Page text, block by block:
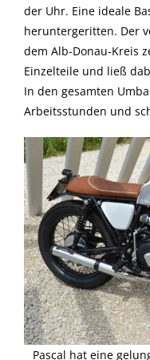
der Uhr. Eine ideale
heruntergeritten. Der
dem Alb-Donau-Kreis
Einzelteile und ließ
In den gesamten
Arbeitsstunden und
Pascal hat eine